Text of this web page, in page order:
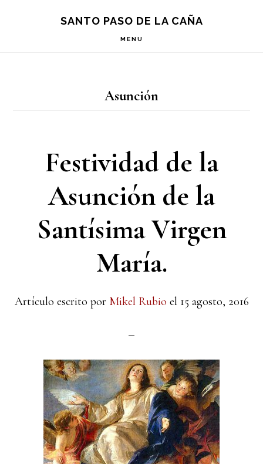
SANTO PASO DE LA CAÑA
MENU
Asunción
Festividad de la
Asunción de la
Santísima Virgen
María.
Artículo escrito por Mikel Rubio el 15 agosto, 2016